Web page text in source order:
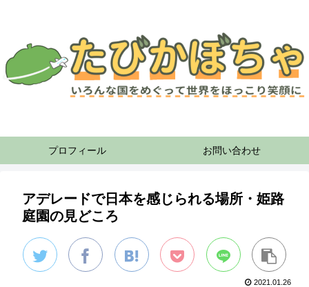
プロフィール お問い合わせ
アデレードで日本を感じられる場所・姫路
庭園の見どころ
2021.01.26